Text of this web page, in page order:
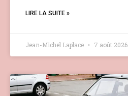
LIRE LA SUITE »
Jean-Michel Laplace 7 août 2026